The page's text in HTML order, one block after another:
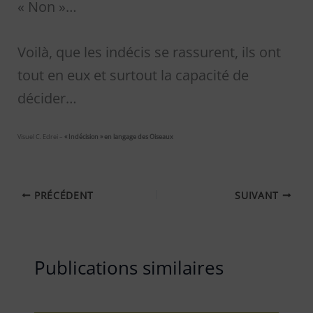
« Non »…
Voilà, que les indécis se rassurent, ils ont
tout en eux et surtout la capacité de
décider…
Visuel C. Edrei – « Indécision » en langage des Oiseaux
PRÉCÉDENT SUIVANT
Publications similaires